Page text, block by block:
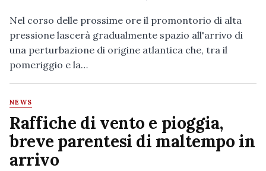
Nel corso delle prossime ore il promontorio di alta
pressione lascerà gradualmente spazio all'arrivo di
una perturbazione di origine atlantica che, tra il
pomeriggio e la…
NEWS
Raffiche di vento e pioggia,
breve parentesi di maltempo in
arrivo